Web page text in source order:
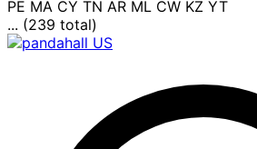
PE MA CY TN AR ML CW KZ YT
... (239 total)